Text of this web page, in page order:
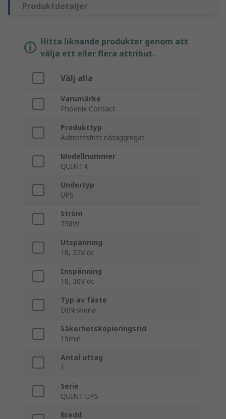
Produktdetaljer
Hitta liknande produkter genom att
välja ett eller flera attribut.
Välj alla
Varumärke
Phoenix Contact
Produkttyp
Avbrottsfritt nätaggregat
Modellnummer
QUINT4
Undertyp
UPS
Ström
738W
Utspänning
18, 32V dc
Inspänning
18, 30V dc
Typ av fäste
DIN-skena
Säkerhetskopieringstid
19min
Antal uttag
1
Serie
QUINT UPS
Bredd